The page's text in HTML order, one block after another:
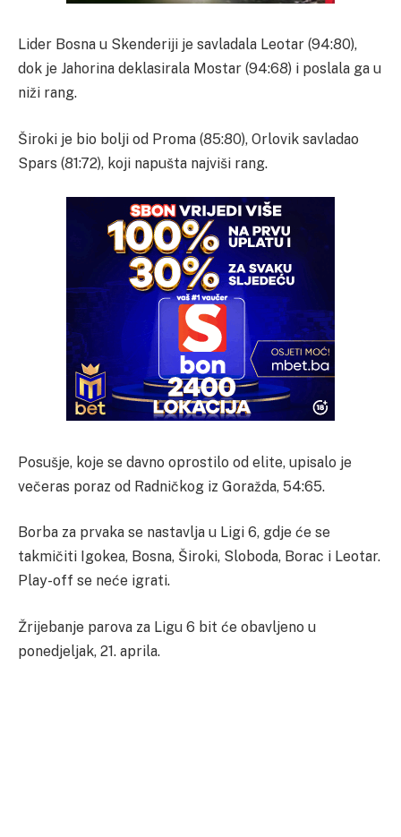
Lider Bosna u Skenderiji je savladala Leotar (94:80),
dok je Jahorina deklasirala Mostar (94:68) i poslala ga u
niži rang.
Široki je bio bolji od Proma (85:80), Orlovik savladao
Spars (81:72), koji napušta najviši rang.
Posušje, koje se davno oprostilo od elite, upisalo je
večeras poraz od Radničkog iz Goražda, 54:65.
Borba za prvaka se nastavlja u Ligi 6, gdje će se
takmičiti Igokea, Bosna, Široki, Sloboda, Borac i Leotar.
Play-off se neće igrati.
Žrijebanje parova za Ligu 6 bit će obavljeno u
ponedjeljak, 21. aprila.